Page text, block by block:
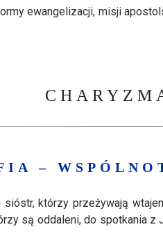
ewangelizacji, misji
–
którzy przeżywają
są oddaleni, do